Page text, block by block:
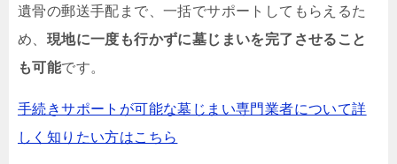
遺骨の郵送手配まで、一括でサポートしてもらえるた
め、 現地に一度も行かずに墓じまいを完了させること
も可能です。
手続きサポートが可能な墓じまい専門業者について詳
しく知りたい方はこちら